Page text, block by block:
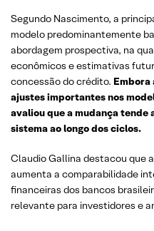
Segundo Nascimento, a
modelo predominantemente
abordagem prospectiva, na
econômicos e estimativas
concessão do crédito. Embora
ajustes importantes nos
avaliou que a mudança
sistema ao longo dos ciclos.
Claudio Gallina destacou que
aumenta a comparabilidade
financeiras dos bancos
relevante para investidores e